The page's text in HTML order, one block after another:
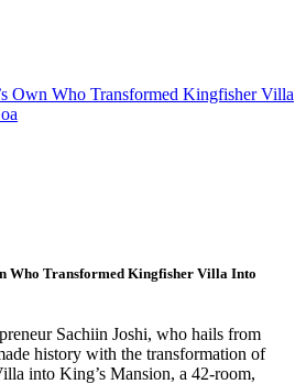
Who Transformed Kingfisher Villa Into
Sachiin Joshi, who hails from
history with the transformation of
into King’s Mansion, a 42-room,